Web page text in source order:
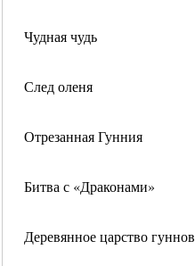
Чудная чудь
След оленя
Отрезанная Гунния
Битва с «Драконами»
Деревянное царство гуннов